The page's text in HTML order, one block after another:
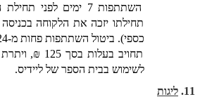
לשימוש בבית הספר של ליידיס.